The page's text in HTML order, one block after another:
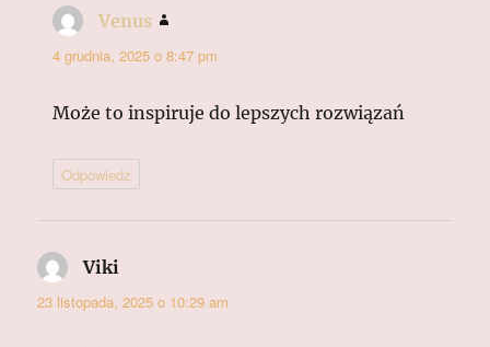
Venus
4 grudnia, 2025 o 8:47 pm
Może to inspiruje do lepszych rozwiązań
Odpowiedz
Viki
23 listopada, 2025 o 10:29 am